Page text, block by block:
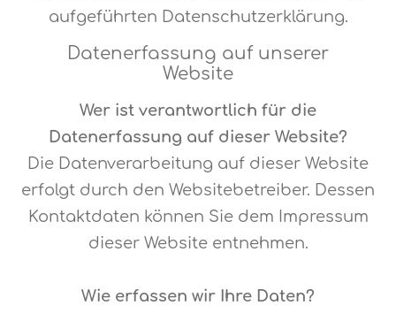
aufgeführten Datenschutzerklärung.
Datenerfassung auf unserer
Website
Wer ist verantwortlich für die
Datenerfassung auf dieser Website?
Die Datenverarbeitung auf dieser Website
erfolgt durch den Websitebetreiber. Dessen
Kontaktdaten können Sie dem Impressum
dieser Website entnehmen.
Wie erfassen wir Ihre Daten?